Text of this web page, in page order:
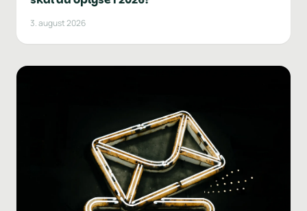
3. august 2026